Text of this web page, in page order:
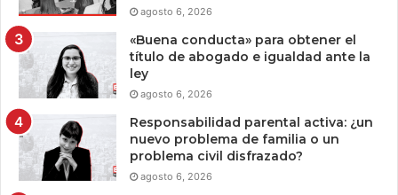
agosto 6, 2026
«Buena conducta» para obtener el
título de abogado e igualdad ante la
ley
agosto 6, 2026
Responsabilidad parental activa: ¿un
nuevo problema de familia o un
problema civil disfrazado?
agosto 6, 2026